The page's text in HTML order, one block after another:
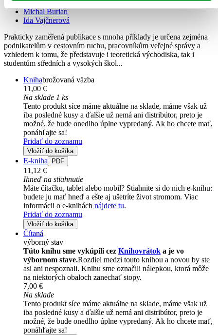
Kateřina Ryglová
Michal Burian
Ida Vajčnerová
Prakticky zaměřená publikace s mnoha příklady je určena zejména
podnikatelům v cestovním ruchu, pracovníkům veřejné správy a
vzhledem k tomu, že představuje i teoretická východiska, tak i
studentům středních a vysokých škol...
Knihabrožovaná väzba
11,00 €
Na sklade 1 ks
Tento produkt síce máme aktuálne na sklade, máme však už
iba posledné kusy a ďalšie už nemá ani distribútor, preto je
možné, že bude onedlho úplne vypredaný. Ak ho chcete mať,
ponáhľajte sa!
Pridať do zoznamu
Vložiť do košíka
E-kniha PDF
11,12 €
Ihneď na stiahnutie
Máte čítačku, tablet alebo mobil? Stiahnite si do nich e-knihu:
budete ju mať hneď a ešte aj ušetríte život stromom. Viac
informácii o e-knihách nájdete tu.
Pridať do zoznamu
Vložiť do košíka
Čítaná
výborný stav
Túto knihu sme vykúpili cez Knihovrátok a je vo
výbornom stave.Rozdiel medzi touto knihou a novou by ste
asi ani nespoznali. Knihu sme označili nálepkou, ktorá môže
na niektorých obaloch zanechať stopy.
7,00 €
Na sklade
Tento produkt síce máme aktuálne na sklade, máme však už
iba posledné kusy a ďalšie už nemá ani distribútor, preto je
možné, že bude onedlho úplne vypredaný. Ak ho chcete mať,
ponáhľajte sa!